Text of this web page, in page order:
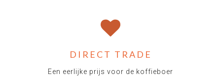
DIRECT TRADE
Een eerlijke prijs voor de koffieboer